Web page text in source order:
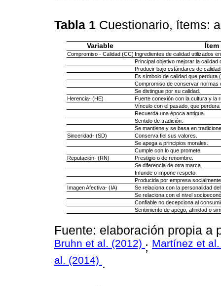
Tabla 1 Cuestionario, ítems:
Variable Ítem
Compromiso - Calidad (CC) Ingredientes de calidad utilizados
Principal objetivo mejorar la calidad
Producir bajo estándares de
Es símbolo de calidad que perdura
Compromiso de conservar normas
Se distingue por su calidad.
Herencia- (HE)
Fuerte conexión con la cultura y la
Vínculo con el pasado, que
Recuerda una época antigua.
Sentido de tradición.
Se mantiene y se basa en
Sinceridad- (SD)
Conserva fiel sus valores.
Se apega a principios morales.
Cumple con lo que promete.
Reputación- (RN)
Prestigio o de renombre.
Se diferencia de otra marca.
Infunde o impone respeto.
Producida por empresa
Imagen Afectiva- (IA)
Se relaciona con la personalidad
Se relaciona con el nivel
Confiable no decepciona al
Sentimiento de apego, afinidad o
Fuente: elaboración propia a
Bruhn et al. (2012) ; Martínez et
al. (2014) .